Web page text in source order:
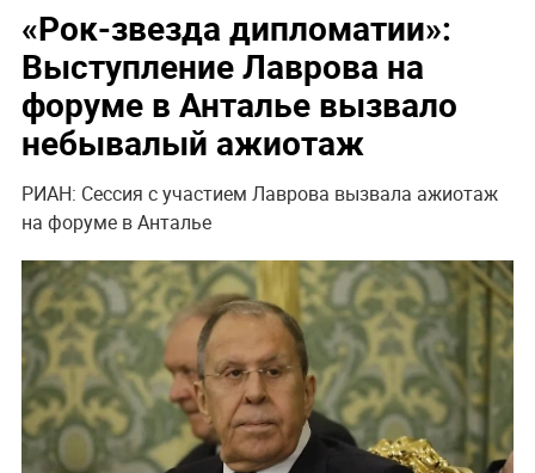
«Рок-звезда дипломатии»:
Выступление Лаврова на
форуме в Анталье вызвало
небывалый ажиотаж
РИАН: Сессия с участием Лаврова вызвала ажиотаж
на форуме в Анталье